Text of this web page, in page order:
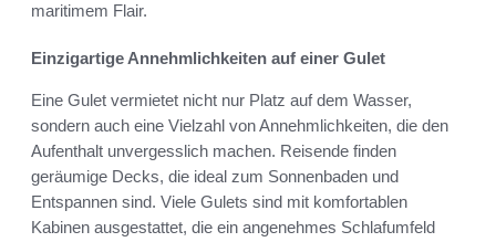
maritimem Flair.
Einzigartige Annehmlichkeiten auf einer Gulet
Eine Gulet vermietet nicht nur Platz auf dem Wasser,
sondern auch eine Vielzahl von Annehmlichkeiten, die den
Aufenthalt unvergesslich machen. Reisende finden
geräumige Decks, die ideal zum Sonnenbaden und
Entspannen sind. Viele Gulets sind mit komfortablen
Kabinen ausgestattet, die ein angenehmes Schlafumfeld